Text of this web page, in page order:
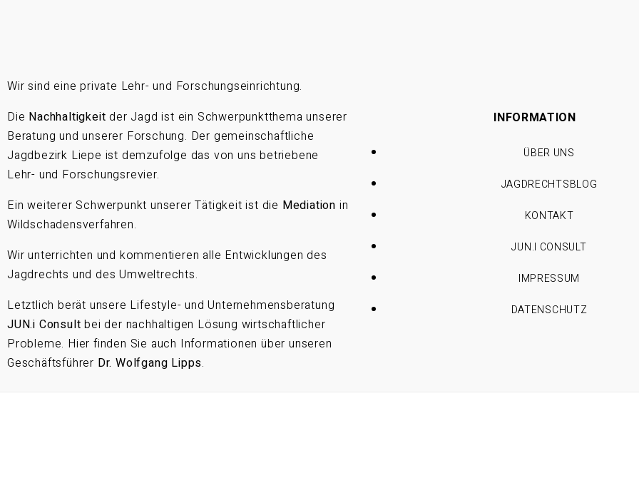
Wir sind eine private Lehr- und Forschungseinrichtung.
Die Nachhaltigkeit der Jagd ist ein Schwerpunktthema unserer
Beratung und unserer Forschung. Der gemeinschaftliche
Jagdbezirk Liepe ist demzufolge das von uns betriebene
Lehr- und Forschungsrevier.
Ein weiterer Schwerpunkt unserer Tätigkeit ist die Mediation in
Wildschadensverfahren.
Wir unterrichten und kommentieren alle Entwicklungen des
Jagdrechts und des Umweltrechts.
Letztlich berät unsere Lifestyle- und Unternehmensberatung
JUN.i Consult bei der nachhaltigen Lösung wirtschaftlicher
Probleme. Hier finden Sie auch Informationen über unseren
Geschäftsführer Dr. Wolfgang Lipps.
INFORMATION
ÜBER UNS
JAGDRECHTSBLOG
KONTAKT
JUN.I CONSULT
IMPRESSUM
DATENSCHUTZ